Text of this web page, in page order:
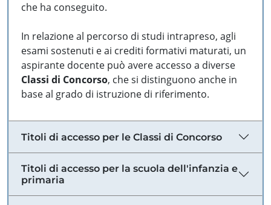
che ha conseguito.
In relazione al percorso di studi intrapreso, agli
esami sostenuti e ai crediti formativi maturati, un
aspirante docente può avere accesso a diverse
Classi di Concorso, che si distinguono anche in
base al grado di istruzione di riferimento.
Titoli di accesso per le Classi di Concorso
Titoli di accesso per la scuola dell'infanzia e
primaria